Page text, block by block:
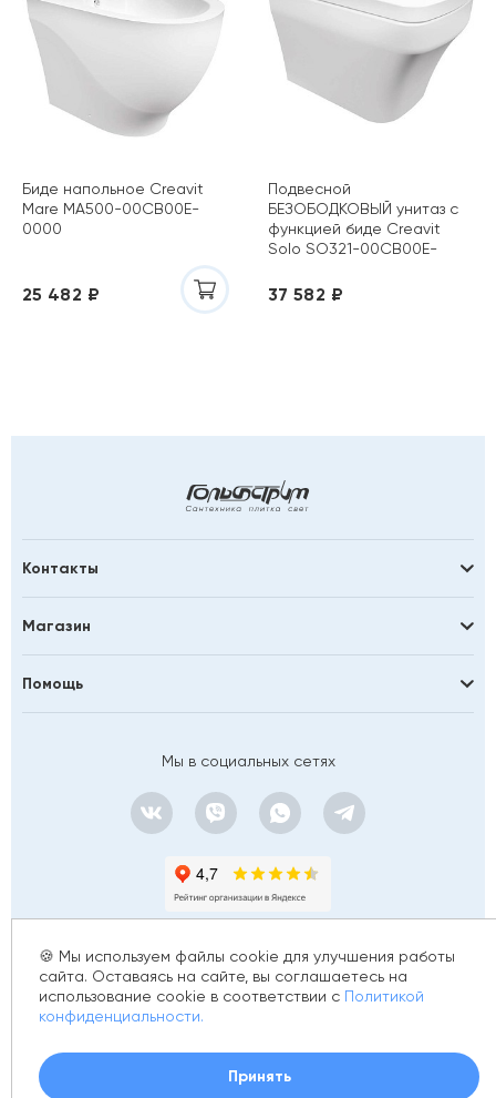
Биде напольное Creavit
Mare MA500-00CB00E-
0000
25 482 ₽
Подвесной
БЕЗОБОДКОВЫЙ унитаз с
функцией биде Creavit
Solo SO321-00CB00E-
37 582 ₽
Контакты
Магазин
Помощь
Мы в социальных сетях
© 2012 - 2026 golfstim.ru
ОГРН 304370234902057
🍪 Мы используем файлы cookie для улучшения работы
сайта. Оставаясь на сайте, вы соглашаетесь на
использование cookie в соответствии с Политикой
конфиденциальности.
Принять